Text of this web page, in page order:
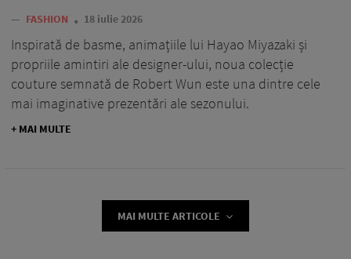
— FASHION 18 iulie 2026
Inspirată de basme, animațiile lui Hayao Miyazaki și
propriile amintiri ale designer-ului, noua colecție
couture semnată de Robert Wun este una dintre cele
mai imaginative prezentări ale sezonului.
+ MAI MULTE
MAI MULTE ARTICOLE